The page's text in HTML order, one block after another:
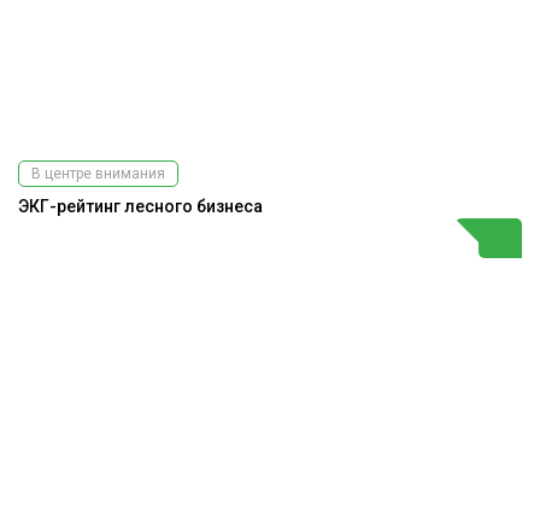
В центре внимания
ЭКГ-рейтинг лесного бизнеса